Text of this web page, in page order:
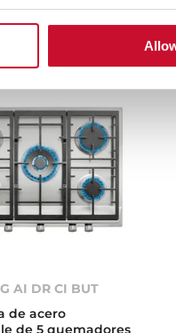
AI DR CI BUT
de acero